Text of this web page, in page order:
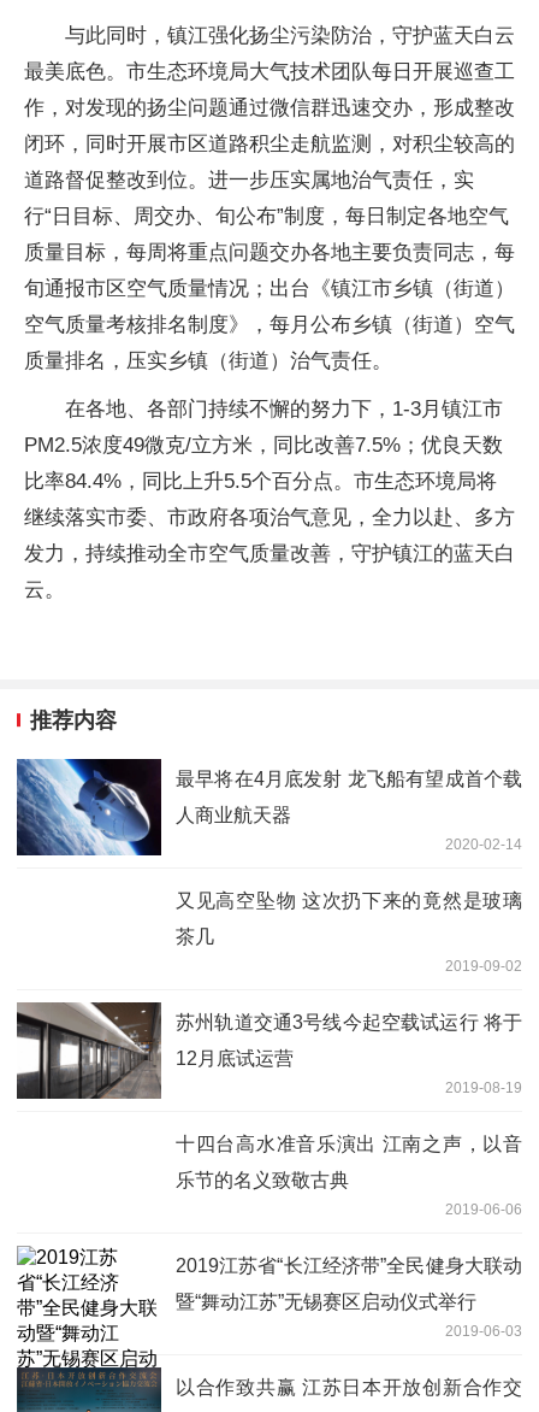
与此同时，镇江强化扬尘污染防治，守护蓝天白云
最美底色。市生态环境局大气技术团队每日开展巡查工
作，对发现的扬尘问题通过微信群迅速交办，形成整改
闭环，同时开展市区道路积尘走航监测，对积尘较高的
道路督促整改到位。进一步压实属地治气责任，实
行“日目标、周交办、旬公布”制度，每日制定各地空气
质量目标，每周将重点问题交办各地主要负责同志，每
旬通报市区空气质量情况；出台《镇江市乡镇（街道）
空气质量考核排名制度》，每月公布乡镇（街道）空气
质量排名，压实乡镇（街道）治气责任。
在各地、各部门持续不懈的努力下，1-3月镇江市
PM2.5浓度49微克/立方米，同比改善7.5%；优良天数
比率84.4%，同比上升5.5个百分点。市生态环境局将
继续落实市委、市政府各项治气意见，全力以赴、多方
发力，持续推动全市空气质量改善，守护镇江的蓝天白
云。
推荐内容
最早将在4月底发射 龙飞船有望成首个载
人商业航天器
2020-02-14
又见高空坠物 这次扔下来的竟然是玻璃
茶几
2019-09-02
苏州轨道交通3号线今起空载试运行 将于
12月底试运营
2019-08-19
十四台高水准音乐演出 江南之声，以音
乐节的名义致敬古典
2019-06-06
2019江苏省“长江经济带”全民健身大联动
暨“舞动江苏”无锡赛区启动仪式举行
2019-06-03
以合作致共赢 江苏日本开放创新合作交